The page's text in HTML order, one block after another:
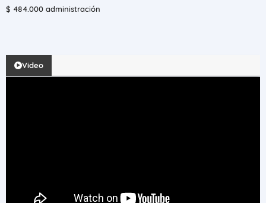
$ 484.000 administración
Video